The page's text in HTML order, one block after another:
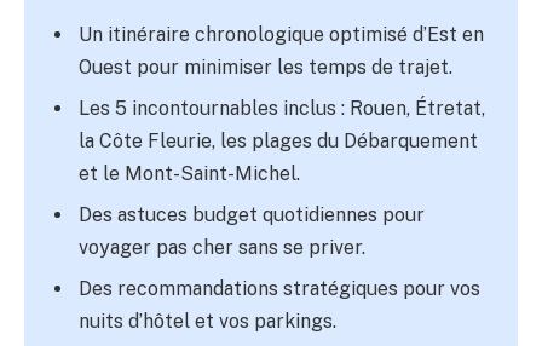
Un itinéraire chronologique optimisé d’Est en
Ouest pour minimiser les temps de trajet.
Les 5 incontournables inclus : Rouen, Étretat,
la Côte Fleurie, les plages du Débarquement
et le Mont-Saint-Michel.
Des astuces budget quotidiennes pour
voyager pas cher sans se priver.
Des recommandations stratégiques pour vos
nuits d’hôtel et vos parkings.